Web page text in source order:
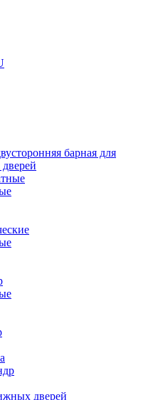
барная для
дверей